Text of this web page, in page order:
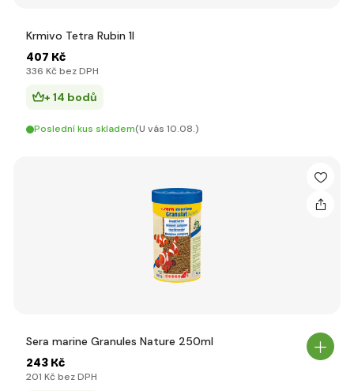
Krmivo Tetra Rubin 1l
407 Kč
336 Kč bez DPH
+ 14 bodů
Poslední kus skladem(U vás 10.08.)
Sera marine Granules Nature 250ml
243 Kč
201 Kč bez DPH